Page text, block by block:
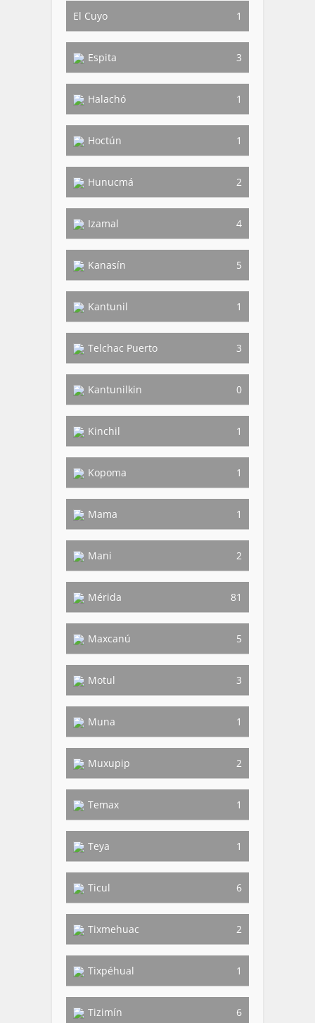
El Cuyo 1
Espita 3
Halachó 1
Hoctún 1
Hunucmá 2
Izamal 4
Kanasín 5
Kantunil 1
Telchac Puerto 3
Kantunilkin 0
Kinchil 1
Kopoma 1
Mama 1
Mani 2
Mérida 81
Maxcanú 5
Motul 3
Muna 1
Muxupip 2
Temax 1
Teya 1
Ticul 6
Tixmehuac 2
Tixpéhual 1
Tizimín 6